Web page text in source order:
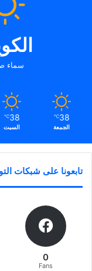
سماء
38
℃
الجمعة
38
℃
السبت
تابعونا على شبكات
0
Fans